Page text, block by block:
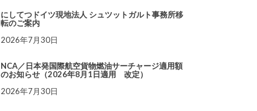
にしてつドイツ現地法人 シュツットガルト事務所移
転のご案内
2026年7月30日
NCA／日本発国際航空貨物燃油サーチャージ適用額
のお知らせ（2026年8月1日適用 改定）
2026年7月30日